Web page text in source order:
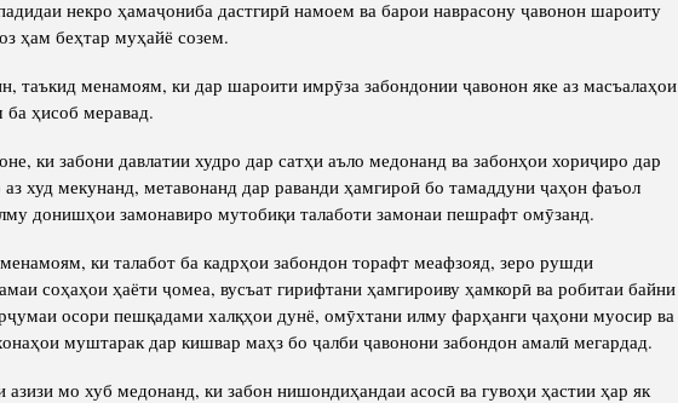
некро ҳамаҷониба дастгирӣ намоем ва барои наврасону ҷавонон шароиту
ҳам беҳтар муҳайё созем.
таъкид менамоям, ки дар шароити имрӯза забондонии ҷавонон яке аз масъалаҳои
ҳисоб меравад.
ки забони давлатии худро дар сатҳи аъло медонанд ва забонҳои хориҷиро дар
аз худ мекунанд, метавонанд дар раванди ҳамгироӣ бо тамаддуни ҷаҳон фаъол
донишҳои замонавиро мутобиқи талаботи замонаи пешрафт омӯзанд.
ки талабот ба кадрҳои забондон торафт меафзояд, зеро рушди
соҳаҳои ҳаёти ҷомеа, вусъат гирифтани ҳамгироиву ҳамкорӣ ва робитаи байни
осори пешқадами халқҳои дунё, омӯхтани илму фарҳанги ҷаҳони муосир ва
муштарак дар кишвар маҳз бо ҷалби ҷавонони забондон амалӣ мегардад.
азизи мо хуб медонанд, ки забон нишондиҳандаи асосӣ ва гувоҳи ҳастии ҳар як